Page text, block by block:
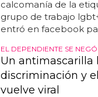
calcomanía de la
grupo de trabajo
entró en facebook
EL DEPENDIENTE SE
Un antimascarilla
discriminación y
vuelve viral